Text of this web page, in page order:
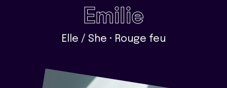
Emilie
Elle / She • Rouge feu